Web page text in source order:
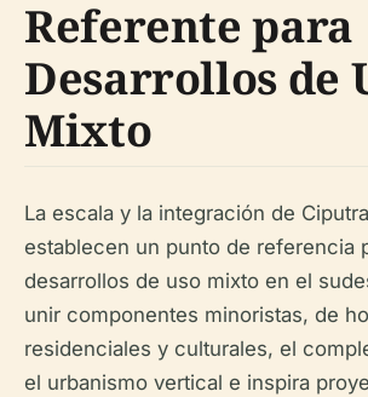
Referente para
Desarrollos de
Mixto
La escala y la integración de
establecen un punto de referencia
desarrollos de uso mixto en el
unir componentes minoristas, de
residenciales y culturales, el
el urbanismo vertical e inspira